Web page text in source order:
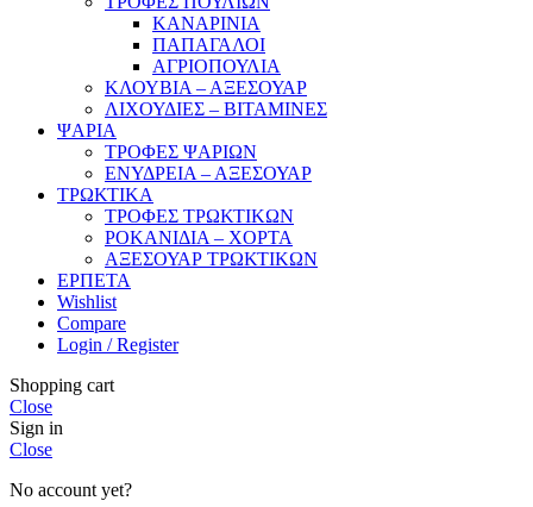
ΚΑΝΑΡΙΝΙΑ
ΠΑΠΑΓΑΛΟΙ
ΑΓΡΙΟΠΟΥΛΙΑ
ΚΛΟΥΒΙΑ – ΑΞΕΣΟΥΑΡ
ΛΙΧΟΥΔΙΕΣ – ΒΙΤΑΜΙΝΕΣ
ΨΑΡΙΑ
ΤΡΟΦΕΣ ΨΑΡΙΩΝ
ΕΝΥΔΡΕΙΑ – ΑΞΕΣΟΥΑΡ
ΤΡΩΚΤΙΚΑ
ΤΡΟΦΕΣ ΤΡΩΚΤΙΚΩΝ
ΡΟΚΑΝΙΔΙΑ – ΧΟΡΤΑ
ΑΞΕΣΟΥΑΡ ΤΡΩΚΤΙΚΩΝ
ΕΡΠΕΤΑ
Wishlist
Compare
Login / Register
Shopping cart
Close
Sign in
Close
No account yet?